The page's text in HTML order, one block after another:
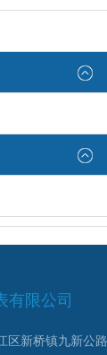
有限公司
区新桥镇九新公